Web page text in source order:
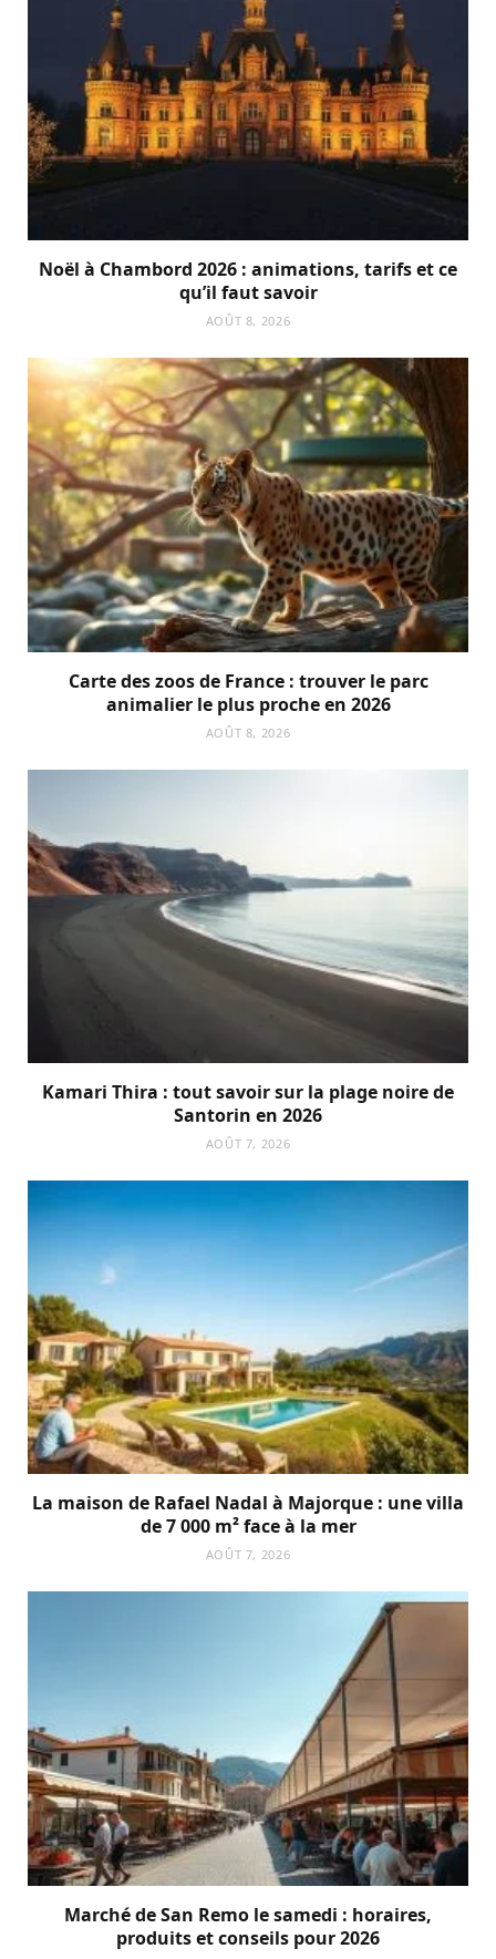
Noël à Chambord 2026 : animations, tarifs et ce
qu’il faut savoir
AOÛT 8, 2026
Carte des zoos de France : trouver le parc
animalier le plus proche en 2026
AOÛT 8, 2026
Kamari Thira : tout savoir sur la plage noire de
Santorin en 2026
AOÛT 7, 2026
La maison de Rafael Nadal à Majorque : une villa
de 7 000 m² face à la mer
AOÛT 7, 2026
Marché de San Remo le samedi : horaires,
produits et conseils pour 2026